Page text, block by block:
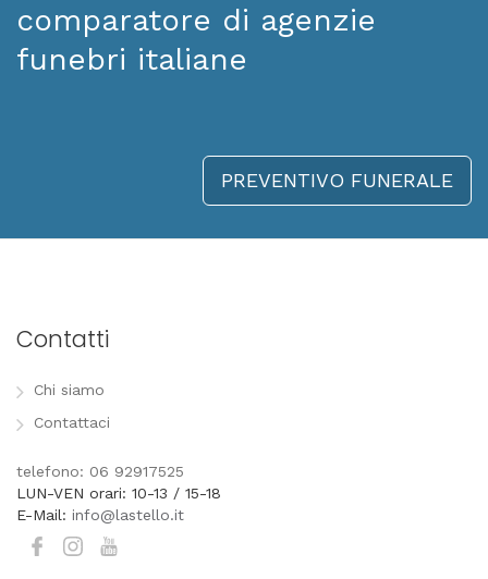
comparatore di agenzie
funebri italiane
PREVENTIVO FUNERALE
Contatti
Chi siamo
Contattaci
telefono: 06 92917525
LUN-VEN orari: 10-13 / 15-18
E-Mail: info@lastello.it